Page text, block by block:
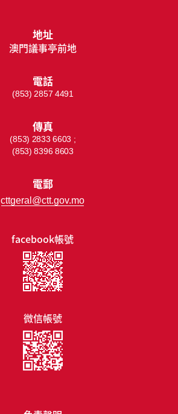
facebook帳號
微信帳號
地址
澳門議事亭前地
電話
(853) 2857 4491
傳真
(853) 2833 6603 ;
(853) 8396 8603
電郵
cttgeral@ctt.gov.mo